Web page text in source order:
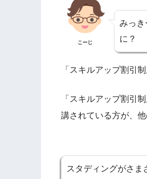
こーじ
みっき
に？
「スキルアップ割引
「スキルアップ割引
講されている方が、
スタディングがさま